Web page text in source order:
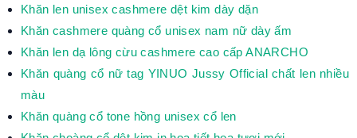
Khăn len unisex cashmere dệt kim dày dặn
Khăn cashmere quàng cổ unisex nam nữ dày ấm
Khăn len dạ lông cừu cashmere cao cấp ANARCHO
Khăn quàng cổ nữ tag YINUO Jussy Official chất len nhiều
màu
Khăn quàng cổ tone hồng unisex cổ len